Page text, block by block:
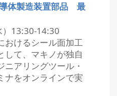
導体製造装置部品 最
13:30-14:30
おけるシール面加工
して、マキノが独自
アリングツール・
ナをオンラインで実